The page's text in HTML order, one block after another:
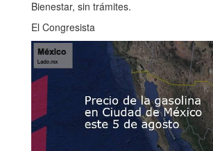
Bienestar, sin trámites.
El Congresista